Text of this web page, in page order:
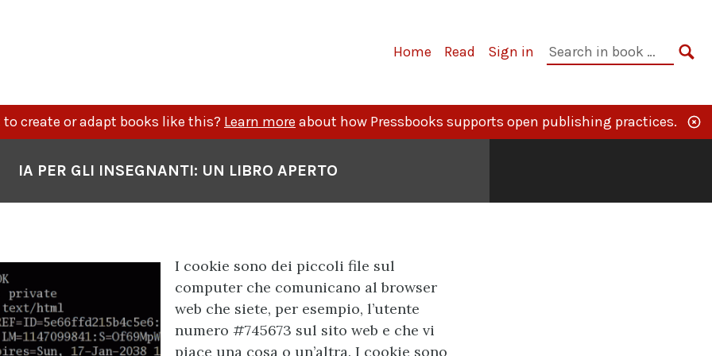
Primary
Home Read Sign in
Search
in
to create or adapt books like this? Learn more about how Pressbooks supports open publishing practices.
IA PER GLI INSEGNANTI: UN LIBRO APERTO
I cookie sono dei piccoli file sul
computer che comunicano al browser
web che siete, per esempio, l’utente
numero #745673 sul sito web e che vi
piace una cosa o un’altra. I cookie sono